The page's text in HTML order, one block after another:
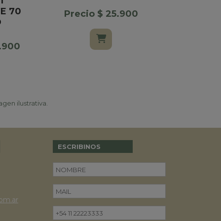
70
Precio $ 25.900
ilustrativa.
ESCRIBINOS